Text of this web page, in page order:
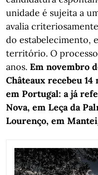
unidade é sujeita a
avalia
do estabelecimento,
território. O
anos. Em novembro
Châteaux recebeu
em Portugal: a já
Nova, em Leça da
Lourenço, em